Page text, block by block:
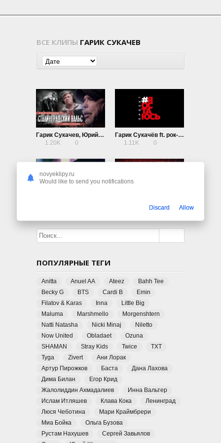
ВСЕ КЛИПЫ ГАРИК СУКАЧЕВ
Гарик Сукачев, Юрий Щербаков — Сталинградский вальс
1.20K
0
Гарик Сукачёв ft. рок-музыканты — Я остаюсь
1.11K
0
CeloFan & Гарик Сукачев — Нас окружают
ПОПУЛЯРНЫЕ ТЕГИ
Anitta Anuel AA Ateez
Bahh Tee
Becky G
BTS Cardi B
Emin
Filatov & Karas
Inna
Little Big
Maluma
Marshmello
Morgenshtern
Natti Natasha
Nicki Minaj
Niletto
Now United
Obladaet
Ozuna
SHAMAN
Stray Kids Twice
TXT
Tyga
Zivert
Ани Лорак
Артур Пирожков
Баста
Дана Лахова
Дима Билан
Егор Крид
Жалолиддин Ахмадалиев
Инна Вальтер
Ислам Итляшев
Клава Кока
Ленинград
Люся Чеботина
Мари Краймбрери
Миа Бойка
Ольга Бузова
Рустам Нахушев
Сергей Завьялов
novyeklipy.ru
Would like to send you notifications
Discard Allow